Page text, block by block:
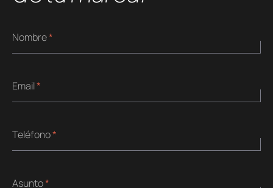
Nombre*
Email*
Teléfono*
Asunto*